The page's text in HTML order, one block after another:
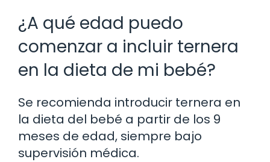
¿A qué edad puedo
comenzar a incluir ternera
en la dieta de mi bebé?
Se recomienda introducir ternera en
la dieta del bebé a partir de los 9
meses de edad, siempre bajo
supervisión médica.